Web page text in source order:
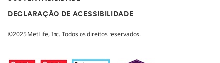
DECLARAÇÃO DE ACESSIBILIDADE
©2025 MetLife, Inc. Todos os direitos reservados.